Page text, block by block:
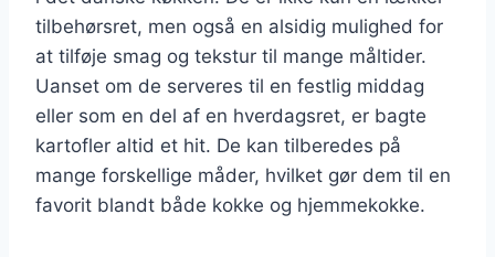
tilbehørsret, men også en alsidig mulighed for
at tilføje smag og tekstur til mange måltider.
Uanset om de serveres til en festlig middag
eller som en del af en hverdagsret, er bagte
kartofler altid et hit. De kan tilberedes på
mange forskellige måder, hvilket gør dem til en
favorit blandt både kokke og hjemmekokke.